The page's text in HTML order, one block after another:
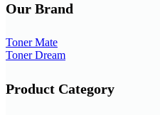
Our Brand
Toner Mate
Toner Dream
Product Category